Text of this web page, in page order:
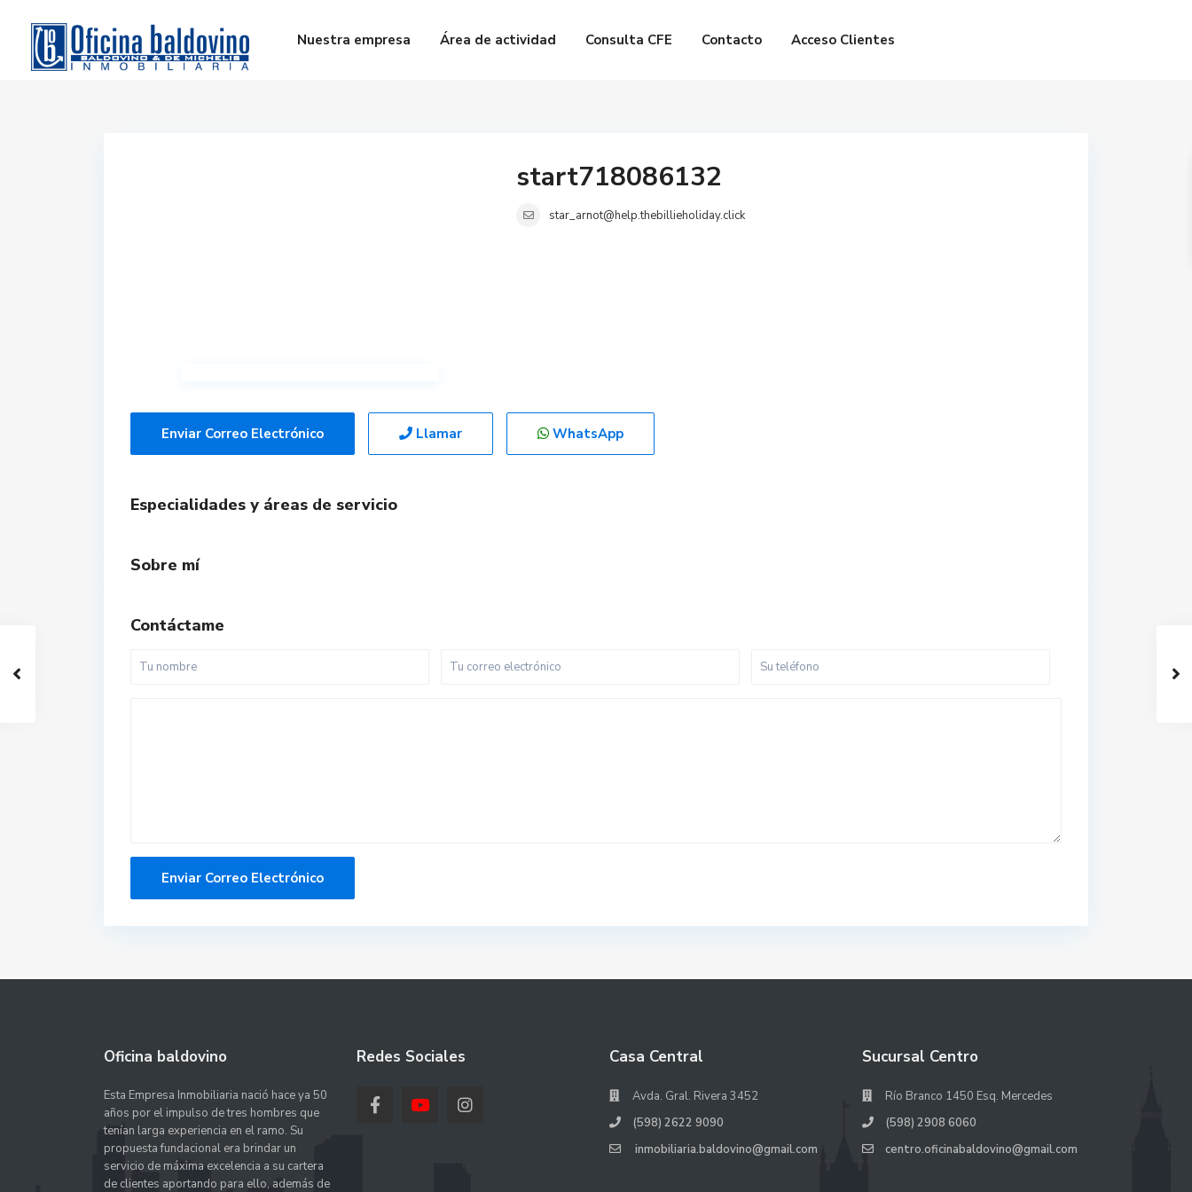
Nuestra empresa Área de actividad Consulta CFE Contacto Acceso Clientes
start718086132
star_arnot@help.thebillieholiday.click
Enviar Correo Electrónico Llamar WhatsApp
Especialidades y áreas de servicio
Sobre mí
Contáctame
Oficina baldovino
Esta Empresa Inmobiliaria nació hace ya 50
años por el impulso de tres hombres que
tenían larga experiencia en el ramo. Su
propuesta fundacional era brindar un
servicio de máxima excelencia a su cartera
de clientes aportando para ello, además de
Redes Sociales Casa Central
Avda. Gral. Rivera 3452
(598) 2622 9090
inmobiliaria.baldovino@gmail.com
Sucursal Centro
Río Branco 1450 Esq. Mercedes
(598) 2908 6060
centro.oficinabaldovino@gmail.com